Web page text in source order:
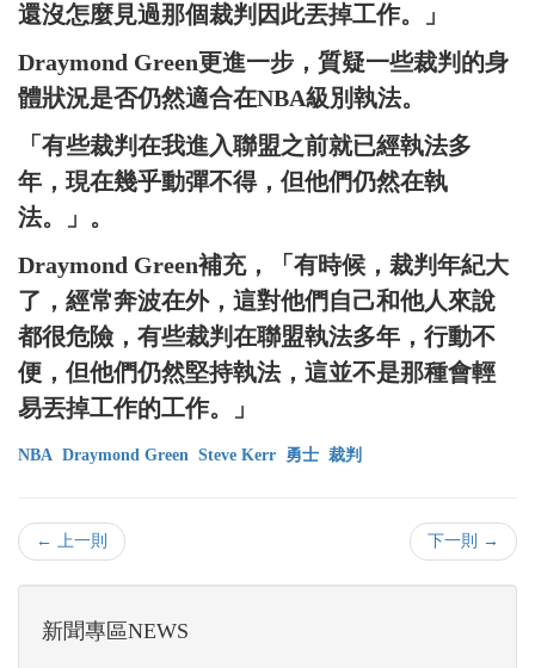
還沒怎麼見過那個裁判因此丟掉工作。」
Draymond Green更進一步，質疑一些裁判的身
體狀況是否仍然適合在NBA級別執法。
「有些裁判在我進入聯盟之前就已經執法多
年，現在幾乎動彈不得，但他們仍然在執
法。」。
Draymond Green補充，「有時候，裁判年紀大
了，經常奔波在外，這對他們自己和他人來說
都很危險，有些裁判在聯盟執法多年，行動不
便，但他們仍然堅持執法，這並不是那種會輕
易丟掉工作的工作。」
NBA Draymond Green Steve Kerr 勇士 裁判
← 上一則 下一則 →
新聞專區NEWS